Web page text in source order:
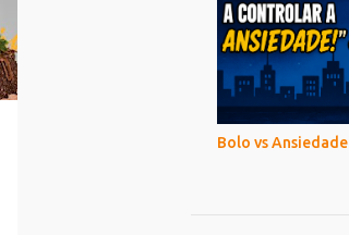
Bolo vs Ansiedade